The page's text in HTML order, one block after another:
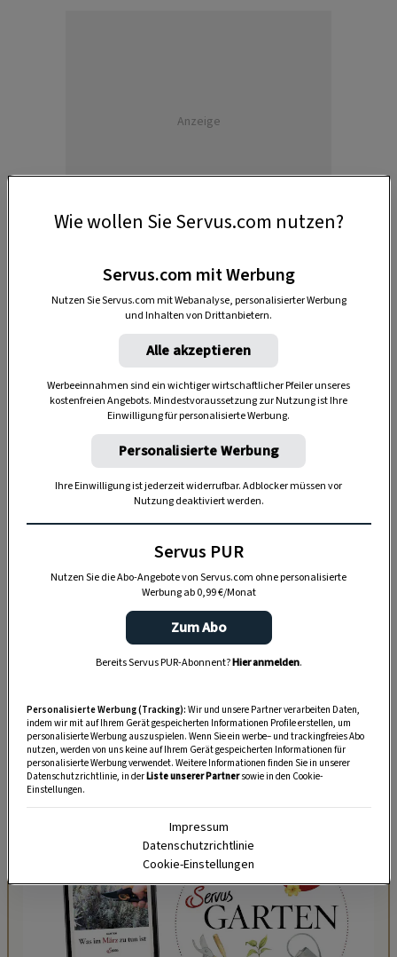
Anzeige
Das braucht's
Sukkulenten
Schere
Akzeptiere bitte die Drittanbieter-Cookies, um diesen Inhalt
zu sehen.
COOKIE-EINSTELLUNGEN
Wie wollen Sie Servus.com nutzen?
Servus.com mit Werbung
Nutzen Sie Servus.com mit Webanalyse, personalisierter Werbung
und Inhalten von Drittanbietern.
Alle akzeptieren
Werbeeinnahmen sind ein wichtiger wirtschaftlicher Pfeiler unseres
kostenfreien Angebots. Mindestvoraussetzung zur Nutzung ist Ihre
Einwilligung für personalisierte Werbung.
Personalisierte Werbung
Ihre Einwilligung ist jederzeit widerrufbar. Adblocker müssen vor
Nutzung deaktiviert werden.
Servus PUR
Nutzen Sie die Abo-Angebote von Servus.com ohne personalisierte
Werbung ab 0,99 €/Monat
Zum Abo
Bereits Servus PUR-Abonnent?Hier anmelden.
Personalisierte Werbung (Tracking): Wir und unsere Partner verarbeiten Daten,
indem wir mit auf Ihrem Gerät gespeicherten Informationen Profile erstellen, um
personalisierte Werbung auszuspielen. Wenn Sie ein werbe– und trackingfreies Abo
nutzen, werden von uns keine auf Ihrem Gerät gespeicherten Informationen für
personalisierte Werbung verwendet. Weitere Informationen finden Sie in unserer
Datenschutzrichtlinie, in derListe unserer Partnersowie in den Cookie-
Einstellungen.
Impressum
Datenschutzrichtlinie
Cookie-Einstellungen